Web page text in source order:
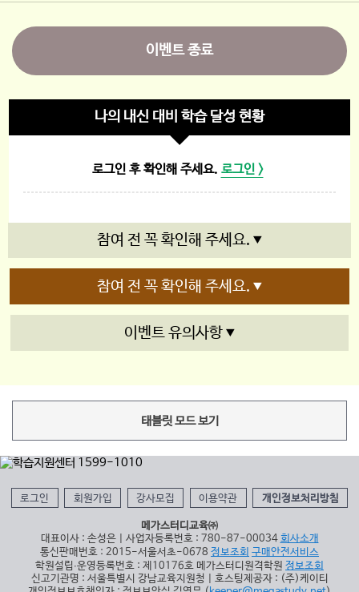
이벤트 종료
나의 내신 대비 학습 달성 현황
로그인 후 확인해 주세요. 로그인 >
참여 전 꼭 확인해 주세요.
참여 전 꼭 확인해 주세요.
이벤트 유의사항
태블릿 모드 보기
로그인 회원가입 강사모집 이용약관 개인정보처리방침
메가스터디교육㈜
대표이사 : 손성은 | 사업자등록번호 : 780-87-00034 회사소개
통신판매번호 : 2015-서울서초-0678 정보조회 구매안전서비스
학원설립∙운영등록번호 : 제10176호 메가스터디원격학원 정보조회
신고기관명 : 서울특별시 강남교육지원청 | 호스팅제공자 : (주)케이티